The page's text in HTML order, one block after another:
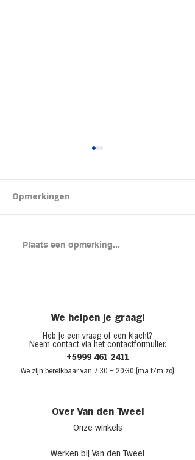
Kipsalon
Opmerkingen
Plaats een opmerking...
We helpen je graag!
Heb je een vraag of een klacht?
Neem contact via het contactformulier.
+5999 461 2411
We zijn bereikbaar van 7:30 – 20:30 (ma t/m zo)
Over Van den Tweel
Onze winkels
Werken bij Van den Tweel